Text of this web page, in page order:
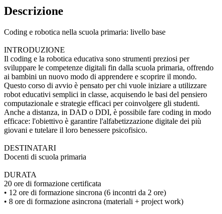
Descrizione
Coding e robotica nella scuola primaria: livello base
INTRODUZIONE
Il coding e la robotica educativa sono strumenti preziosi per
sviluppare le competenze digitali fin dalla scuola primaria, offrendo
ai bambini un nuovo modo di apprendere e scoprire il mondo.
Questo corso di avvio è pensato per chi vuole iniziare a utilizzare
robot educativi semplici in classe, acquisendo le basi del pensiero
computazionale e strategie efficaci per coinvolgere gli studenti.
Anche a distanza, in DAD o DDI, è possibile fare coding in modo
efficace: l'obiettivo è garantire l'alfabetizzazione digitale dei più
giovani e tutelare il loro benessere psicofisico.
DESTINATARI
Docenti di scuola primaria
DURATA
20 ore di formazione certificata
• 12 ore di formazione sincrona (6 incontri da 2 ore)
• 8 ore di formazione asincrona (materiali + project work)